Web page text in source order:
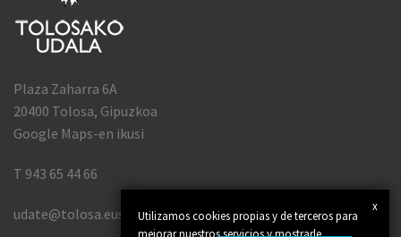
x
Utilizamos cookies propias y de terceros para
mejorar nuestros servicios y mostrarle
Plaza Zaharra 6A
20400 Tolosa, Gipuzkoa
Google Maps-en ikusi
T 943 65 44 66
udate@tolosa.eus